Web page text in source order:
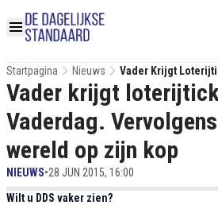
Startpagina Nieuws
Vader Krijgt
Vervolgens Staat
Vader krijgt
Vaderdag.
wereld op zijn kop
NIEUWS•28 JUN 2015, 16:00
Wilt u DDS vaker zien?